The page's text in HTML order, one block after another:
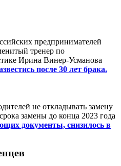
предпринимателей
тренер по
Ирина Винер-Усманова
после 30 лет брака.
не откладывать замену
замены до конца 2023 года
документы, снизилось в